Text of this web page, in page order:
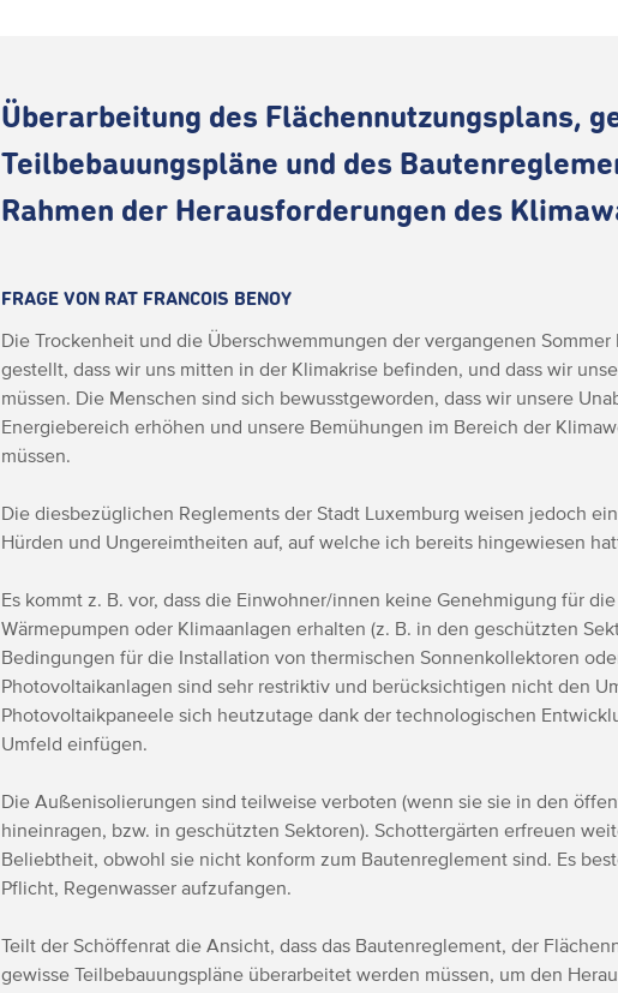
Überarbeitung des Flächennutzungsplans,
Teilbebauungspläne und des
Rahmen der Herausforderungen des
FRAGE VON RAT FRANCOIS BENOY
Die Trockenheit und die Überschwemmungen der vergangenen
gestellt, dass wir uns mitten in der Klimakrise befinden, und dass wir
müssen. Die Menschen sind sich bewusstgeworden, dass wir unsere
Energiebereich erhöhen und unsere Bemühungen im Bereich der
müssen.
Die diesbezüglichen Reglements der Stadt Luxemburg weisen jedoch
Hürden und Ungereimtheiten auf, auf welche ich bereits hingewiesen
Es kommt z. B. vor, dass die Einwohner/innen keine Genehmigung für
Wärmepumpen oder Klimaanlagen erhalten (z. B. in den geschützten
Bedingungen für die Installation von thermischen Sonnenkollektoren
Photovoltaikanlagen sind sehr restriktiv und berücksichtigen nicht den
Photovoltaikpaneele sich heutzutage dank der technologischen
Umfeld einfügen.
Die Außenisolierungen sind teilweise verboten (wenn sie sie in den
hineinragen, bzw. in geschützten Sektoren). Schottergärten erfreuen
Beliebtheit, obwohl sie nicht konform zum Bautenreglement sind. Es
Pflicht, Regenwasser aufzufangen.
Teilt der Schöffenrat die Ansicht, dass das Bautenreglement, der
gewisse Teilbebauungspläne überarbeitet werden müssen, um den